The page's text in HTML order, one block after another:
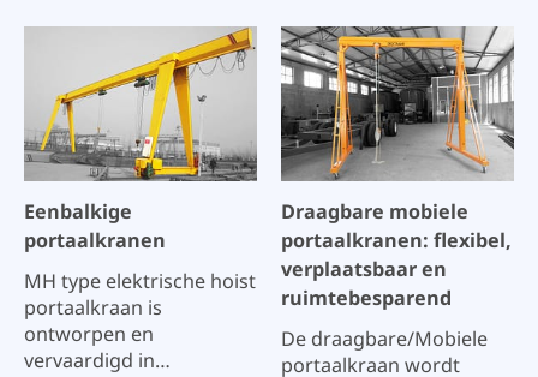
en GB/T14406 "Algemene
Portaalkraan"
vervaardigd. Het is
geschikt voor plaatsen
zoals snelwegen, de
werven van de brugbalk
terughaalapparaten
kunnen haken, spreiders
en speld-type
beweegbare katrollen
zijn. Het frame van de
portaalkraan is van het
GB/T3811 "Crane Design
Specification" en
GB/T14406 "General
Gantry Crane". De kraan
is geschikt voor gebruik
binnen of in de open
voor het hijsen van
materialen en het
installeren en
onderhouden van
apparatuur. De kraan is
samengesteld uit de
Eenbalkige
portaalkranen
MH type elektrische hoist
portaalkraan is
ontworpen en
vervaardigd in
Draagbare mobiele
portaalkranen: flexibel,
verplaatsbaar en
ruimtebesparend
De draagbare/Mobiele
portaalkraan wordt